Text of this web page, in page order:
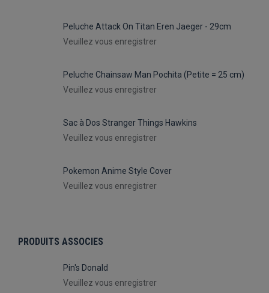
Peluche Attack On Titan Eren Jaeger - 29cm
Veuillez vous enregistrer
Peluche Chainsaw Man Pochita (Petite = 25 cm)
Veuillez vous enregistrer
Sac à Dos Stranger Things Hawkins
Veuillez vous enregistrer
Pokemon Anime Style Cover
Veuillez vous enregistrer
PRODUITS ASSOCIES
Pin's Donald
Veuillez vous enregistrer